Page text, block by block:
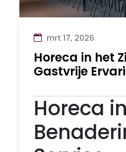
mrt 17, 2026
Horeca in het
Gastvrije
Horeca